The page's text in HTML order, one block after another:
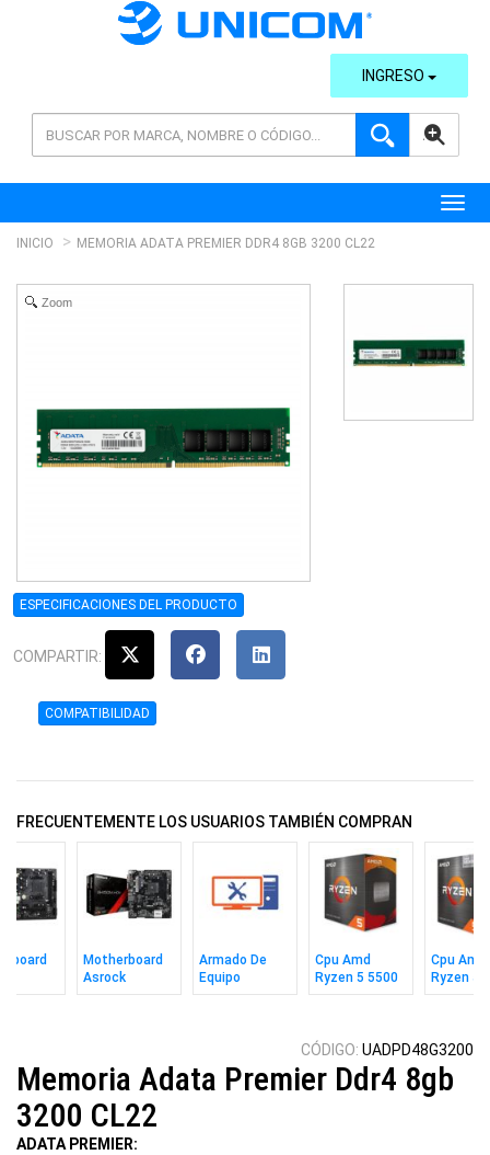
AVANZADA
INGRESO
INICIO MEMORIA ADATA PREMIER DDR4 8GB 3200 CL22
Zoom
ESPECIFICACIONES DEL PRODUCTO
COMPARTIR:
COMPATIBILIDAD
FRECUENTEMENTE LOS USUARIOS TAMBIÉN COMPRAN
hdv
Motherboard
Asrock
B450m-hdv
Armado De
Equipo
Cpu Amd
Ryzen 5 5500
Am4 Box
Cpu Amd
Ryzen 5
5600gt
CÓDIGO: UADPD48G3200
Memoria Adata Premier Ddr4 8gb
3200 CL22
ADATA PREMIER: